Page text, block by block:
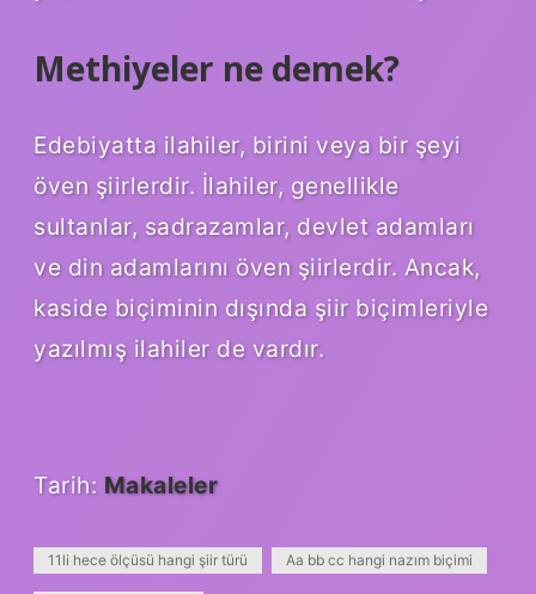
Methiyeler ne demek?
Edebiyatta ilahiler, birini veya bir şeyi
öven şiirlerdir. İlahiler, genellikle
sultanlar, sadrazamlar, devlet adamları
ve din adamlarını öven şiirlerdir. Ancak,
kaside biçiminin dışında şiir biçimleriyle
yazılmış ilahiler de vardır.
Tarih: Makaleler
11li hece ölçüsü hangi şiir türü Aa bb cc hangi nazım biçimi